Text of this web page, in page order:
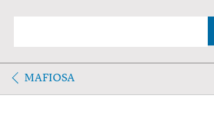
MAFIOSA